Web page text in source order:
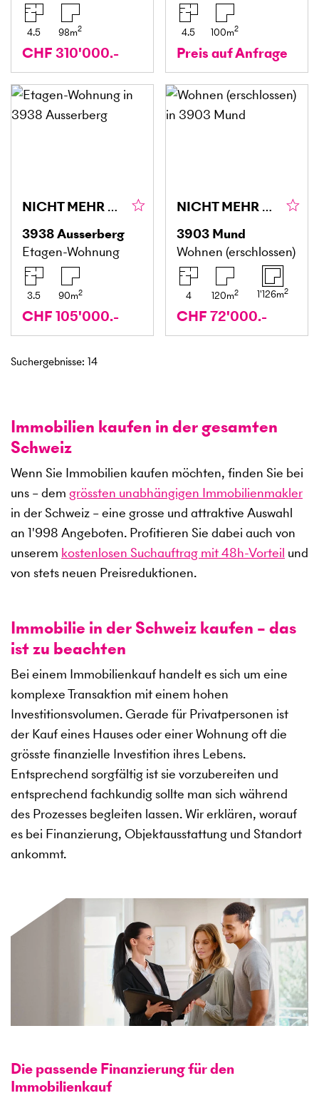
4.5 98m2
CHF 310'000.-
4.5 100m2
Preis auf Anfrage
NICHT MEHR VERFÜGBAR
3938Ausserberg
Etagen-Wohnung
3.5 90m2
CHF 105'000.-
NICHT MEHR VERFÜGBAR
3903 Mund
Wohnen (erschlossen)
4 120m2 1'126m2
CHF 72'000.-
Suchergebnisse: 14
Immobilien kaufen in der gesamten
Schweiz
Wenn Sie Immobilien kaufen möchten, finden Sie bei
uns – dem grössten unabhängigen Immobilienmakler
in der Schweiz – eine grosse und attraktive Auswahl
an 1'998 Angeboten. Profitieren Sie dabei auch von
unserem kostenlosen Suchauftrag mit 48h-Vorteil und
von stets neuen Preisreduktionen.
Immobilie in der Schweiz kaufen – das
ist zu beachten
Bei einem Immobilienkauf handelt es sich um eine
komplexe Transaktion mit einem hohen
Investitionsvolumen. Gerade für Privatpersonen ist
der Kauf eines Hauses oder einer Wohnung oft die
grösste finanzielle Investition ihres Lebens.
Entsprechend sorgfältig ist sie vorzubereiten und
entsprechend fachkundig sollte man sich während
des Prozesses begleiten lassen. Wir erklären, worauf
es bei Finanzierung, Objektausstattung und Standort
ankommt.
Die passende Finanzierung für den
Immobilienkauf